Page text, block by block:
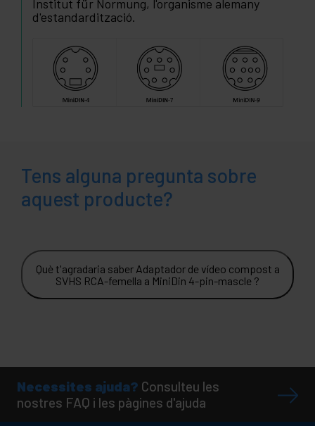
Institut für Normung, l'organisme alemany
d'estandardització.
Tens alguna pregunta sobre
aquest producte?
Què t'agradaria saber Adaptador de vídeo compost a
SVHS RCA-femella a MiniDin 4-pin-mascle ?
Necessites ajuda? Consulteu les
nostres FAQ i les pàgines d'ajuda